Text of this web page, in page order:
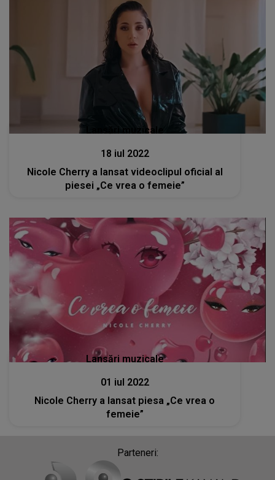
Lansări muzicale
18 iul 2022
Nicole Cherry a lansat videoclipul oficial al
piesei „Ce vrea o femeie”
Lansări muzicale
01 iul 2022
Nicole Cherry a lansat piesa „Ce vrea o
femeie”
Parteneri: